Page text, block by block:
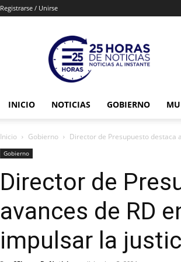
Registrarse / Unirse
INICIO NOTICIAS GOBIERNO
Inicio Gobierno Director de Presupuesto destaca
Gobierno
Director de
avances de RD
impulsar la